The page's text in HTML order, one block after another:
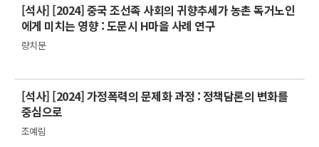
[석사] [2024] 중국 조선족 사회의 귀향추세가 농촌 독거노인
에게 미치는 영향 : 도문시 H마을 사례 연구
량치문
[석사] [2024] 가정폭력의 문제화 과정 : 정책담론의 변화를
중심으로
조예림